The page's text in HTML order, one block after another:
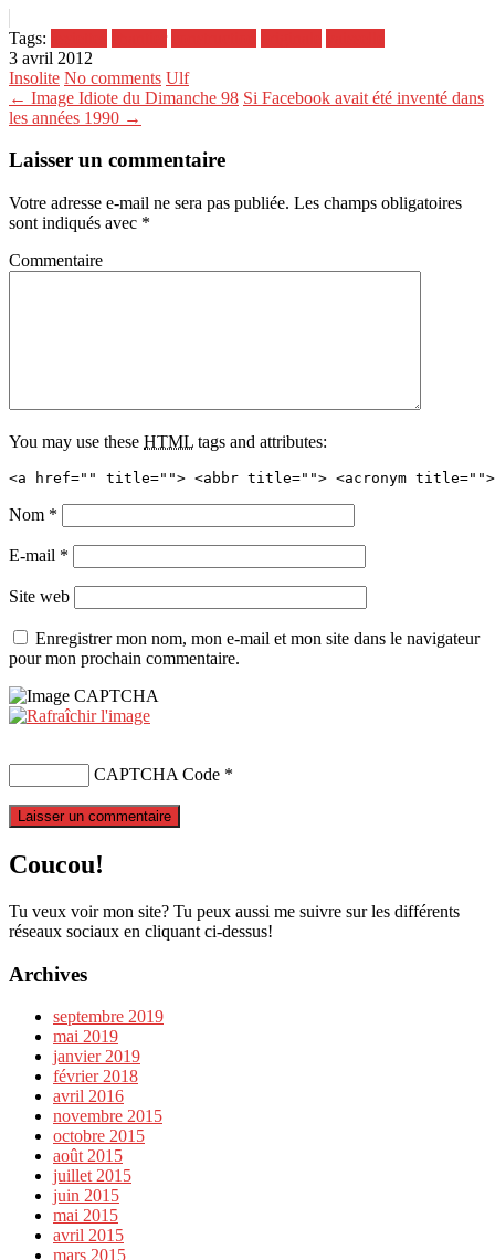
Tags:
3 avril 2012
Insolite No comments Ulf
← Image Idiote du Dimanche 98 Si Facebook avait été inventé dans
les années 1990 →
Laisser un commentaire
Votre adresse e-mail ne sera pas publiée. Les champs obligatoires
sont indiqués avec *
Commentaire
You may use these HTML tags and attributes:
<a href="" title=""> <abbr title=""> <acronym title="">
Nom *
E-mail *
Site web
Enregistrer mon nom, mon e-mail et mon site dans le navigateur
pour mon prochain commentaire.
CAPTCHA Code *
Coucou!
Tu veux voir mon site? Tu peux aussi me suivre sur les différents
réseaux sociaux en cliquant ci-dessus!
Archives
septembre 2019
mai 2019
janvier 2019
février 2018
avril 2016
novembre 2015
octobre 2015
août 2015
juillet 2015
juin 2015
mai 2015
avril 2015
mars 2015